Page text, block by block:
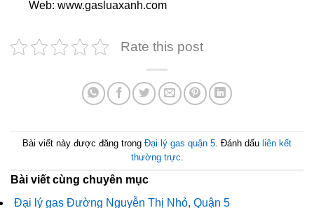
Web: www.gasluaxanh.com
Rate this post
Bài viết này được đăng trong Đại lý gas quận 5 . Đánh dấu liên kết
thường trực
Bài viết cùng chuyên mục
Đại lý gas Đường Nguyễn Thị Nhỏ, Quận 5